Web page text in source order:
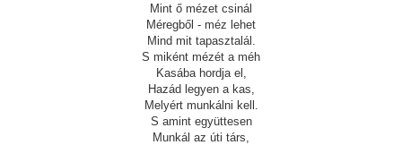
Mint ő mézet csinál
Méregből - méz lehet
Mind mit tapasztalál.
S miként mézét a méh
Kasába hordja el,
Hazád legyen a kas,
Melyért munkálni kell.
S amint együttesen
Munkál az úti társ,